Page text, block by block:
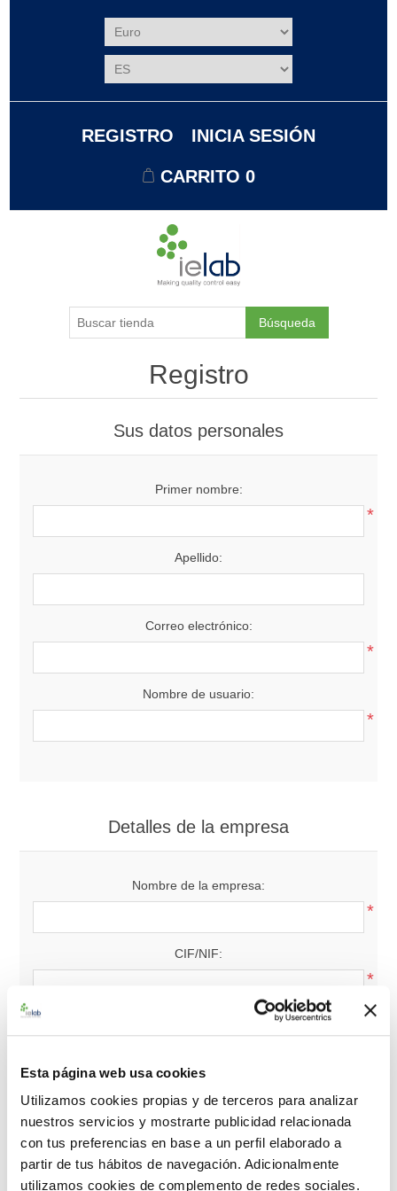
Esta página web usa cookies
Utilizamos cookies propias y de terceros para analizar
nuestros servicios y mostrarte publicidad relacionada
con tus preferencias en base a un perfil elaborado a
partir de tus hábitos de navegación. Adicionalmente
utilizamos cookies de complemento de redes sociales.
REGISTRO INICIA SESIÓN
CARRITO 0
Búsqueda
Registro
Sus datos personales
Primer nombre:
*
Apellido:
Correo electrónico:
*
Nombre de usuario:
*
Detalles de la empresa
Nombre de la empresa:
*
CIF/NIF:
*
Nota: Introduzca el número de NIF/CIF con el código de
Su dirección
País: